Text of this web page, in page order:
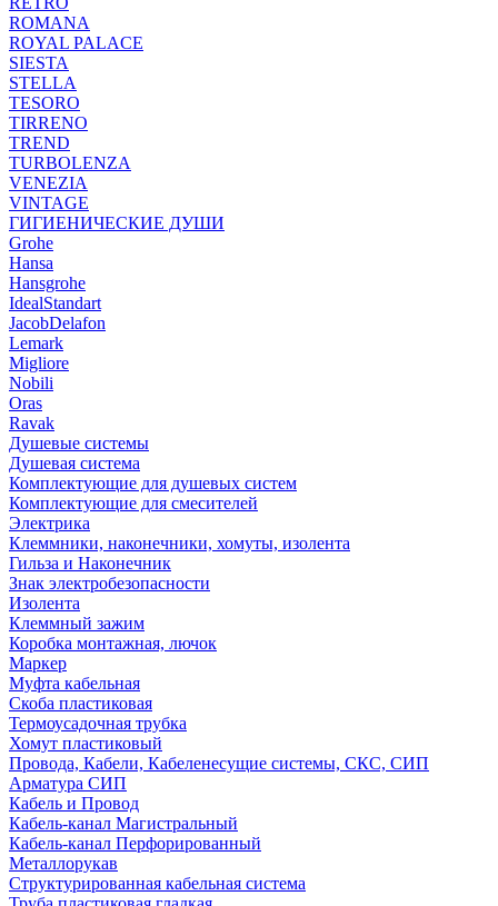
ROMANA
ROYAL PALACE
SIESTA
STELLA
TESORO
TIRRENO
TREND
TURBOLENZA
VENEZIA
VINTAGE
ГИГИЕНИЧЕСКИЕ ДУШИ
Grohe
Hansa
Hansgrohe
IdealStandart
JacobDelafon
Lemark
Migliore
Nobili
Oras
Ravak
Душевые системы
Душевая система
Комплектующие для душевых систем
Комплектующие для смесителей
Электрика
Клеммники, наконечники, хомуты, изолента
Гильза и Наконечник
Знак электробезопасности
Изолента
Клеммный зажим
Коробка монтажная, лючок
Маркер
Муфта кабельная
Скоба пластиковая
Термоусадочная трубка
Хомут пластиковый
Провода, Кабели, Кабеленесущие системы, СКС, СИП
Арматура СИП
Кабель и Провод
Кабель-канал Магистральный
Кабель-канал Перфорированный
Металлорукав
Структурированная кабельная система